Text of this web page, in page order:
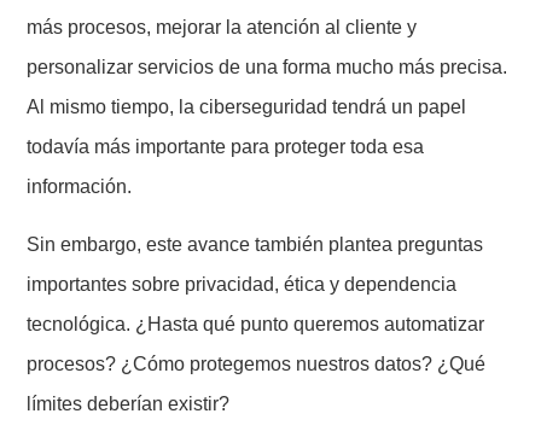
más procesos, mejorar la atención al cliente y
personalizar servicios de una forma mucho más precisa.
Al mismo tiempo, la ciberseguridad tendrá un papel
todavía más importante para proteger toda esa
información.
Sin embargo, este avance también plantea preguntas
importantes sobre privacidad, ética y dependencia
tecnológica. ¿Hasta qué punto queremos automatizar
procesos? ¿Cómo protegemos nuestros datos? ¿Qué
límites deberían existir?